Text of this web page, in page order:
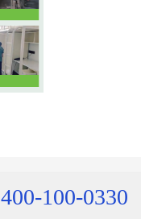
400-100-0330